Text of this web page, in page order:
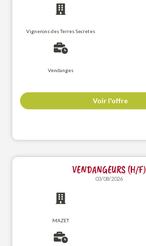
Vignerons des Terres Secretes
Vendanges
Voir l'offre
VENDANGEURS (H/F)
03/08/2026
MAZET